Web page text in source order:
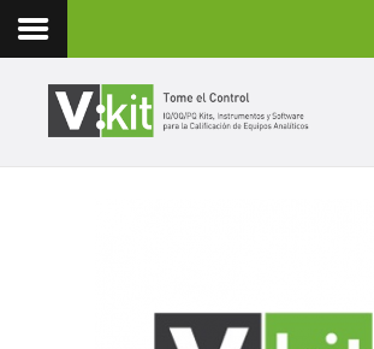
Contacto
Contraseña
Crear una cuenta